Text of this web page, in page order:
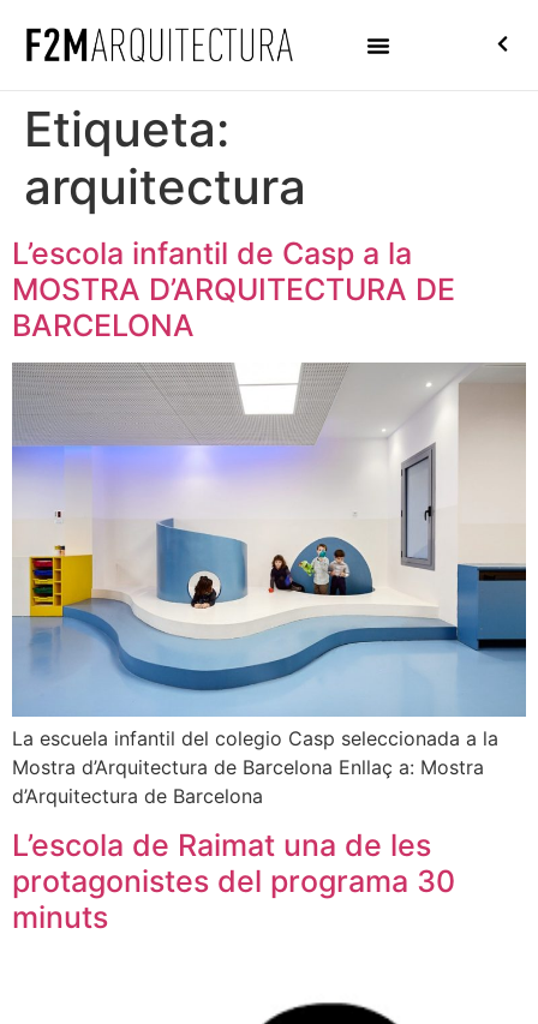
Etiqueta:
arquitectura
L’escola infantil de Casp a la
MOSTRA D’ARQUITECTURA DE
BARCELONA
La escuela infantil del colegio Casp seleccionada a la
Mostra d’Arquitectura de Barcelona Enllaç a: Mostra
d’Arquitectura de Barcelona
L’escola de Raimat una de les
protagonistes del programa 30
minuts